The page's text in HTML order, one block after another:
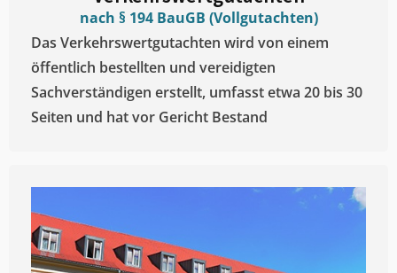
nach § 194 BauGB (Vollgutachten)
Das Verkehrswertgutachten wird von einem
öffentlich bestellten und vereidigten
Sachverständigen erstellt, umfasst etwa 20 bis 30
Seiten und hat vor Gericht Bestand